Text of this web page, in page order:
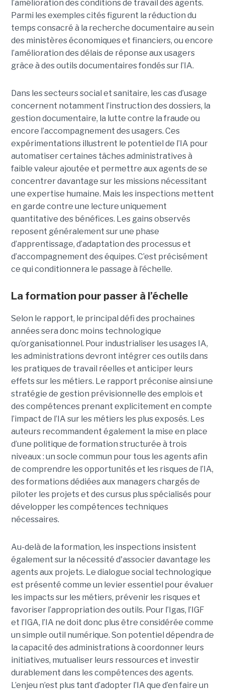
l’amélioration des conditions de travail des agents.
Parmi les exemples cités figurent la réduction du
temps consacré à la recherche documentaire au sein
des ministères économiques et financiers, ou encore
l’amélioration des délais de réponse aux usagers
grâce à des outils documentaires fondés sur l’IA.
Dans les secteurs social et sanitaire, les cas d’usage
concernent notamment l’instruction des dossiers, la
gestion documentaire, la lutte contre la fraude ou
encore l’accompagnement des usagers. Ces
expérimentations illustrent le potentiel de l’IA pour
automatiser certaines tâches administratives à
faible valeur ajoutée et permettre aux agents de se
concentrer davantage sur les missions nécessitant
une expertise humaine. Mais les inspections mettent
en garde contre une lecture uniquement
quantitative des bénéfices. Les gains observés
reposent généralement sur une phase
d’apprentissage, d’adaptation des processus et
d’accompagnement des équipes. C’est précisément
ce qui conditionnera le passage à l’échelle.
La formation pour passer à l’échelle
Selon le rapport, le principal défi des prochaines
années sera donc moins technologique
qu’organisationnel. Pour industrialiser les usages IA,
les administrations devront intégrer ces outils dans
les pratiques de travail réelles et anticiper leurs
effets sur les métiers. Le rapport préconise ainsi une
stratégie de gestion prévisionnelle des emplois et
des compétences prenant explicitement en compte
l’impact de l’IA sur les métiers les plus exposés. Les
auteurs recommandent également la mise en place
d’une politique de formation structurée à trois
niveaux : un socle commun pour tous les agents afin
de comprendre les opportunités et les risques de l’IA,
des formations dédiées aux managers chargés de
piloter les projets et des cursus plus spécialisés pour
développer les compétences techniques
nécessaires.
Au-delà de la formation, les inspections insistent
également sur la nécessité d'associer davantage les
agents aux projets. Le dialogue social technologique
est présenté comme un levier essentiel pour évaluer
les impacts sur les métiers, prévenir les risques et
favoriser l’appropriation des outils. Pour l’Igas, l’IGF
et l’IGA, l’IA ne doit donc plus être considérée comme
un simple outil numérique. Son potentiel dépendra de
la capacité des administrations à coordonner leurs
initiatives, mutualiser leurs ressources et investir
durablement dans les compétences des agents.
L’enjeu n’est plus tant d’adopter l’IA que d’en faire un